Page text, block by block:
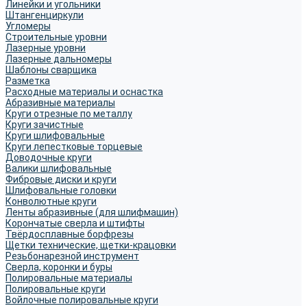
Линейки и угольники
Штангенциркули
Угломеры
Строительные уровни
Лазерные уровни
Лазерные дальномеры
Шаблоны сварщика
Разметка
Расходные материалы и оснастка
Абразивные материалы
Круги отрезные по металлу
Круги зачистные
Круги шлифовальные
Круги лепестковые торцевые
Доводочные круги
Валики шлифовальные
Фибровые диски и круги
Шлифовальные головки
Конволютные круги
Ленты абразивные (для шлифмашин)
Корончатые сверла и штифты
Твёрдосплавные борфрезы
Щетки технические, щетки-крацовки
Резьбонарезной инструмент
Сверла, коронки и буры
Полировальные материалы
Полировальные круги
Войлочные полировальные круги